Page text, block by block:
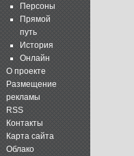
Персоны
Прямой
путь
История
Онлайн
О проекте
Размещение
рекламы
RSS
Контакты
Карта сайта
Облако